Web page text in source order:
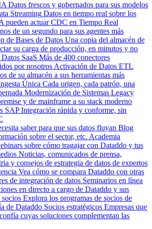
Datos frescos y gobernados para sus modelos
Streaming Datos en tiempo real sobre los
pueden actuar CDC en Tiempo Real
de un segundo para sus agentes más
de Bases de Datos Una copia del almacén de
su carga de producción, en minutos y no
SaaS Más de 400 conectores
por nosotros Activación de Datos ETL
de su almacén a sus herramientas más
Única Cada origen, cada patrón, una
Modernización de Sistemas Legacy
y de mainframe a su stack moderno
SAP Integración rápida y conforme, sin
saber para que sus datos fluyan Blog
sobre el sector, etc. Academia
sobre cómo tragajar con Dataddo y tus
Noticias, comunicados de prensa,
y consejos de estrategia de datos de expertos
Vea cómo se compara Dataddo con otras
de integración de datos Seminarios en línea
en directo a cargo de Dataddo y sus
socios Explora los programas de socios de
de Dataddo Socios estratégicos Empresas que
cuyas soluciones complementan las